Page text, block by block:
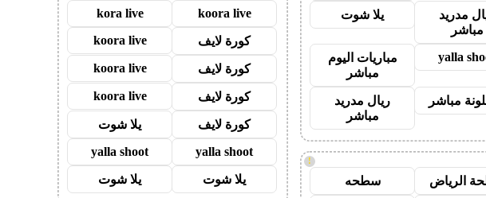
مدريد
مباشر
يلا شوت
yalla
مباريات اليوم
مباشر
مباشر
ريال مدريد
مباشر
!
الرياض سطحه
koora live
kora live
كورة لايف koora live
كورة لايف koora live
كورة لايف koora live
كورة لايف
يلا شوت
yalla shoot
yalla shoot
يلا شوت يلا شوت